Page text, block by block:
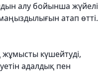
алу бойынша жүйелі
атап өтті.
күшейтуді,
адалдық пен